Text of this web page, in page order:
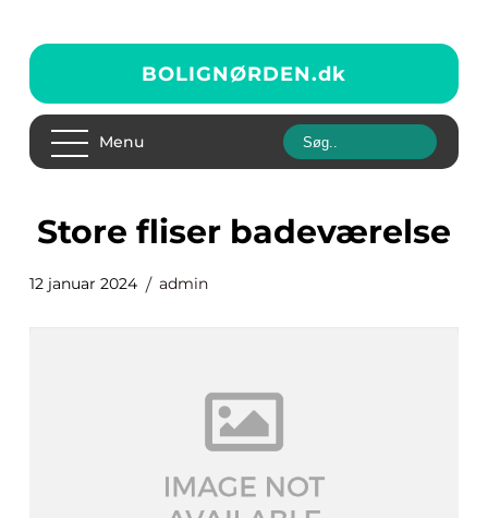
BOLIGNØRDEN.dk
Menu
store fliser badeværelse
12 januar 2024 admin